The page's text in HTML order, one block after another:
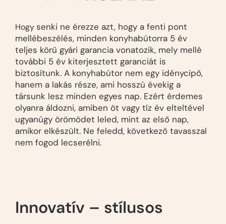
Hogysenki ne érezze azt, hogy a fenti pont
mellébeszélés, minden konyhabútorra 5 év
teljes körű gyári garanciavonatozik, mely mellé
további 5 év kiterjesztett garanciát is
biztosítunk. A konyhabútor nem egy idénycipő,
hanem a lakás része, ami hosszú évekig a
társunk lesz minden egyes nap. Ezért érdemes
olyanra áldozni, amiben öt vagy tíz év elteltével
ugyanúgy örömödet leled, mint az első nap,
amikor elkészült. Ne feledd, következő tavasszal
nem fogod lecserélni.
Innovatív – stílusos